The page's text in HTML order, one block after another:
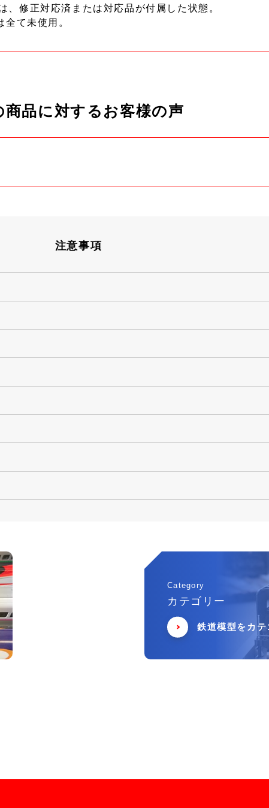
、修正対応済または対応品が付属した状態。
て未使用。
商品に対するお客様の声
注意事項
Category
カテゴリー
鉄道模型をカ